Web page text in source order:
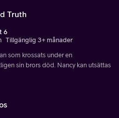
Truth
6
Tillgänglig 3+ månader
som krossats under en
sin brors död. Nancy kan utsättas